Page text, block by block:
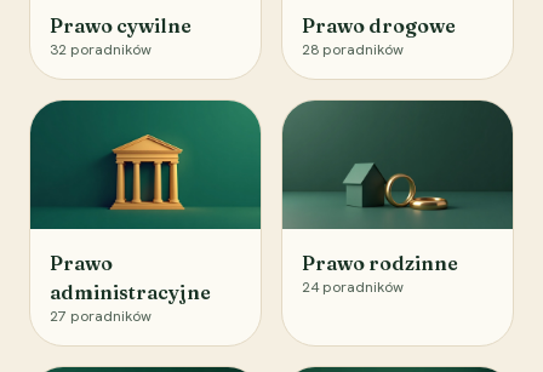
Prawo cywilne
32 poradników
Prawo drogowe
28 poradników
Prawo
administracyjne
27 poradników
Prawo rodzinne
24 poradników